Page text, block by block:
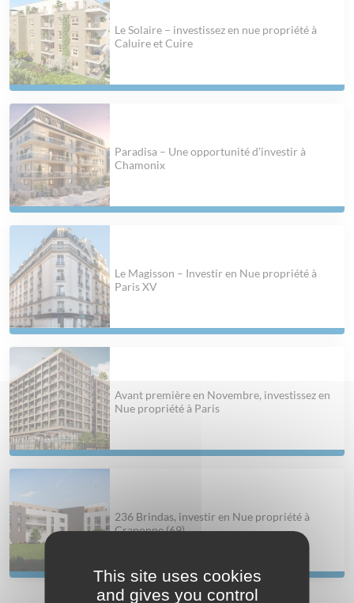
Le Solaire – investissez en nue propriété à
Caluire et Cuire
Paradisa – Une opportunité d’investir à
Chamonix
Le Magisson – Investir en Nue propriété à
Paris XV
Avant première en Novembre, investissez en
Nue propriété à Paris
236 Brindas, investir en Nue propriété à
Craponne (69)
This site uses cookies
and gives you control